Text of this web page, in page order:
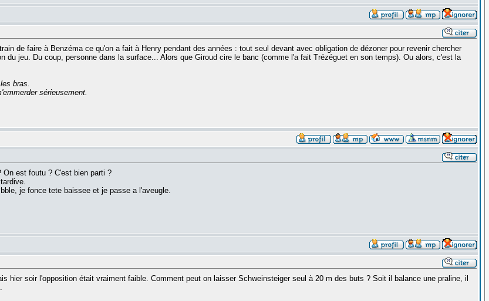
de faire à Benzéma ce qu'on a fait à Henry pendant des années : tout seul devant avec obligation de dézoner pour revenir chercher
du jeu. Du coup, personne dans la surface... Alors que Giroud cire le banc (comme l'a fait Trézéguet en son temps). Ou alors, c'est la
bras.
sérieusement.
est foutu ? C'est bien parti ?
je fonce tete baissee et je passe a l'aveugle.
hier soir l'opposition était vraiment faible. Comment peut on laisser Schweinsteiger seul à 20 m des buts ? Soit il balance une praline, il